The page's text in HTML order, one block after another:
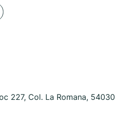
227, Col. La Romana, 54030